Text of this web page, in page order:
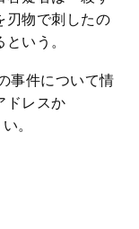
刃物で刺したの
いう。
事件について情
ドレスか
。